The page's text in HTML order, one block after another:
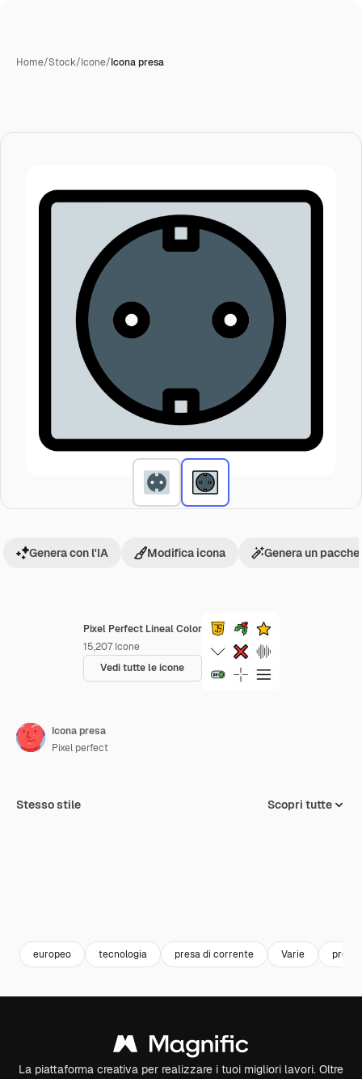
Home/Stock/Icone/Icona presa
Pixel Perfect Lineal Color
15,207 Icone
Vedi tutte le icone
Genera con l'IA Modifica icona Genera un
Icona presa
Pixel perfect
Stesso stile Scopri tutte
europeo tecnologia presa di corrente Varie presa
La piattaforma creativa per realizzare i tuoi migliori lavori. Oltre